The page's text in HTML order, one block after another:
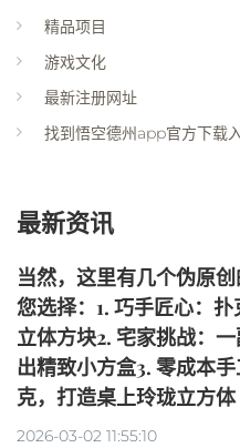
精品项目
游戏文化
最新注册网址
找到悟空德州app官方下载
最新资讯
当然，这里有几个伪原
您选择：1. 巧手匠心：
立体方块2. 宅家挑战：
出精致小方盒3. 零成本
克，打造桌上玲珑立方体
2026-03-02 11:55:10